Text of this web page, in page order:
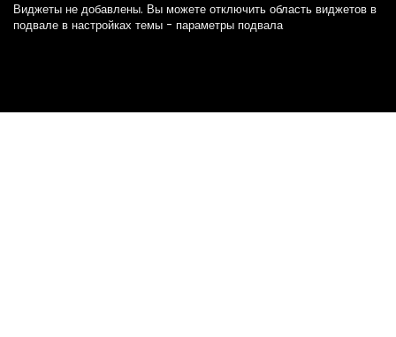
Виджеты не добавлены. Вы можете отключить область виджетов в
подвале в настройках темы - параметры подвала